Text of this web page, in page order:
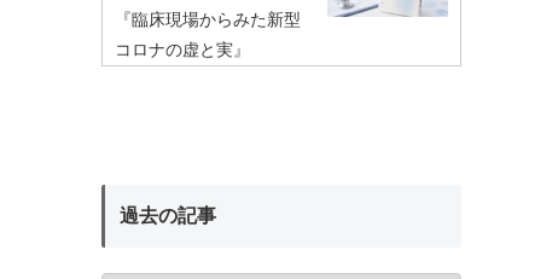
『臨床現場からみた新型
コロナの虚と実』
過去の記事